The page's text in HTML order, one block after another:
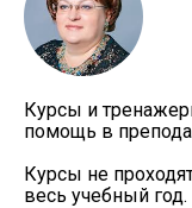
Курсы и
помощь в
Курсы не
весь учебный год.